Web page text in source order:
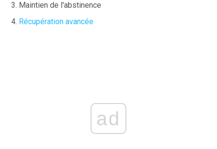
Maintien de l'abstinence
Récupération avancée
ad